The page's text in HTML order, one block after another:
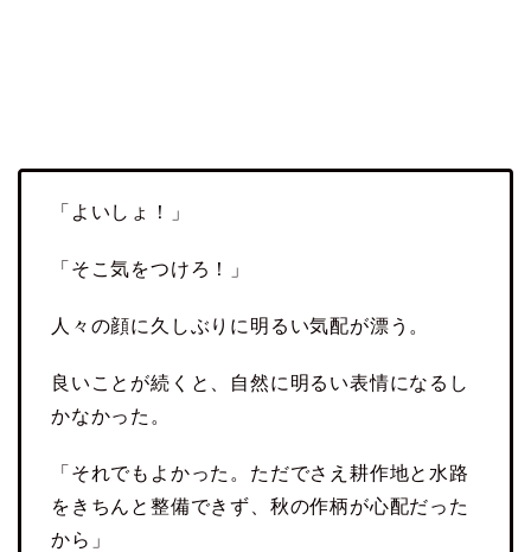
「よいしょ！」
「そこ気をつけろ！」
人々の顔に久しぶりに明るい気配が漂う。
良いことが続くと、自然に明るい表情になるし
かなかった。
「それでもよかった。ただでさえ耕作地と水路
をきちんと整備できず、秋の作柄が心配だった
から」